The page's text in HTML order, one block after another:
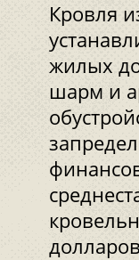
Кровля
жилых
шарм и